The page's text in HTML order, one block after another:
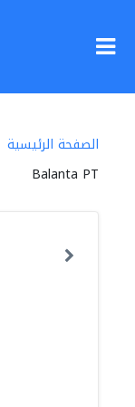
الصفحة الرئيسية
Balanta PT